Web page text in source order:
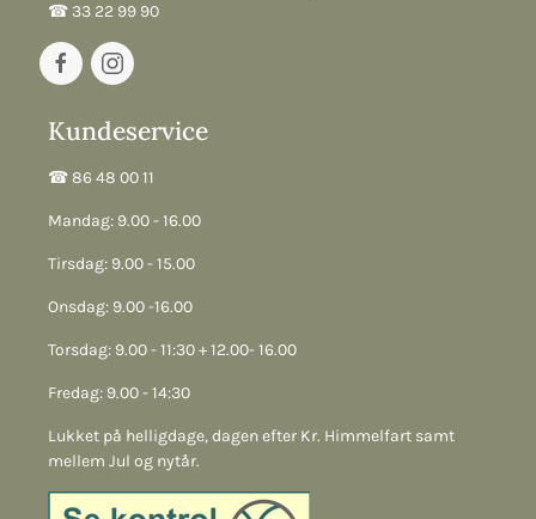
☎︎ 33 22 99 90
Kundeservice
☎︎ 86 48 00 11
Mandag: 9.00 - 16.00
Tirsdag: 9.00 - 15.00
Onsdag: 9.00 -16.00
Torsdag: 9.00 - 11:30 + 12.00- 16.00
Fredag: 9.00 - 14:30
Lukket på helligdage, dagen efter Kr. Himmelfart samt
mellem Jul og nytår.